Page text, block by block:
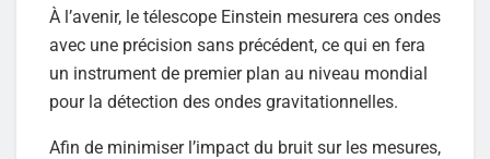
À l’avenir, le télescope Einstein mesurera ces ondes
avec une précision sans précédent, ce qui en fera
un instrument de premier plan au niveau mondial
pour la détection des ondes gravitationnelles.
Afin de minimiser l’impact du bruit sur les mesures,